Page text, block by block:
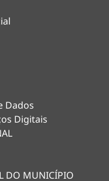
Dados
Digitais
DO MUNICÍPIO